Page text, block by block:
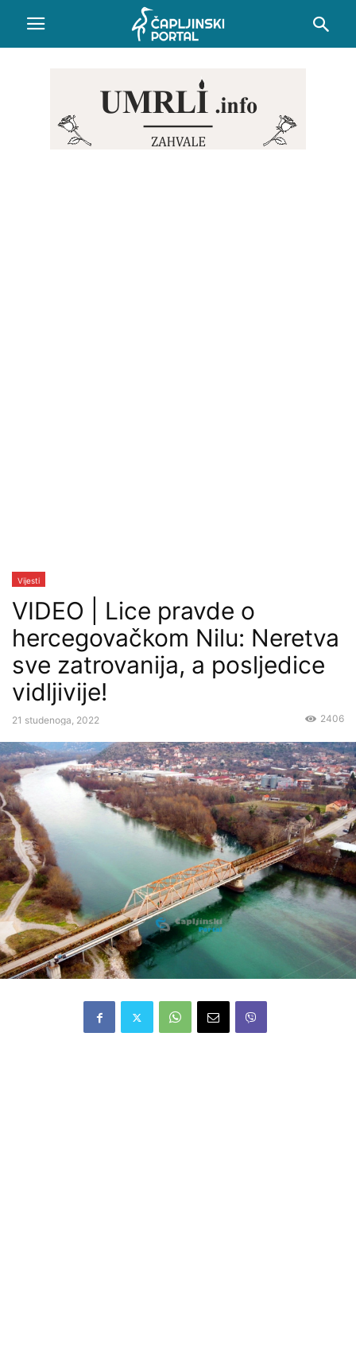
Vijesti
VIDEO | Lice pravde o
hercegovačkom Nilu: Neretva
sve zatrovanija, a posljedice
vidljivije!
21 studenoga, 2022 2406